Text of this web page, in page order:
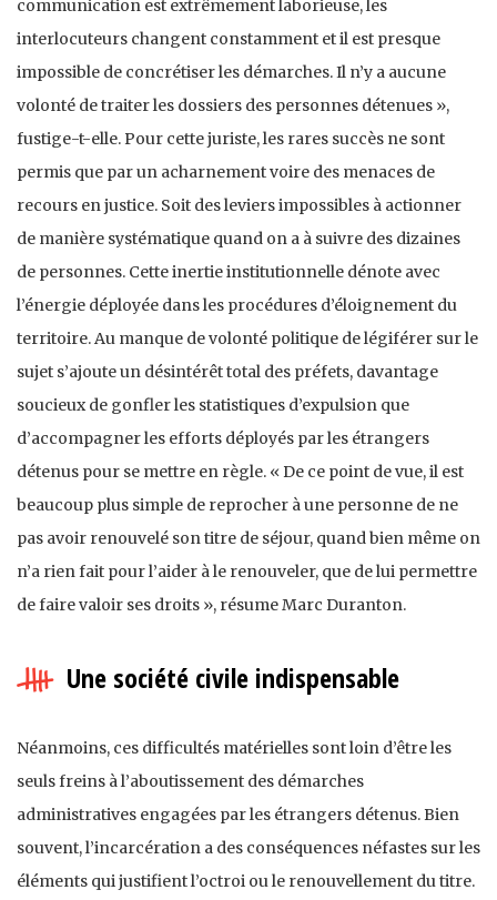
communication est extrêmement laborieuse, les
interlocuteurs changent constamment et il est presque
impossible de concrétiser les démarches. Il n’y a aucune
volonté de traiter les dossiers des personnes détenues »,
fustige-t-elle. Pour cette juriste, les rares succès ne sont
permis que par un acharnement voire des menaces de
recours en justice. Soit des leviers impossibles à actionner
de manière systématique quand on a à suivre des dizaines
de personnes. Cette inertie institutionnelle dénote avec
l’énergie déployée dans les procédures d’éloignement du
territoire. Au manque de volonté politique de légiférer sur le
sujet s’ajoute un désintérêt total des préfets, davantage
soucieux de gonfler les statistiques d’expulsion que
d’accompagner les efforts déployés par les étrangers
détenus pour se mettre en règle. « De ce point de vue, il est
beaucoup plus simple de reprocher à une personne de ne
pas avoir renouvelé son titre de séjour, quand bien même on
n’a rien fait pour l’aider à le renouveler, que de lui permettre
de faire valoir ses droits », résume Marc Duranton.
Une société civile indispensable
Néanmoins, ces difficultés matérielles sont loin d’être les
seuls freins à l’aboutissement des démarches
administratives engagées par les étrangers détenus. Bien
souvent, l’incarcération a des conséquences néfastes sur les
éléments qui justifient l’octroi ou le renouvellement du titre.